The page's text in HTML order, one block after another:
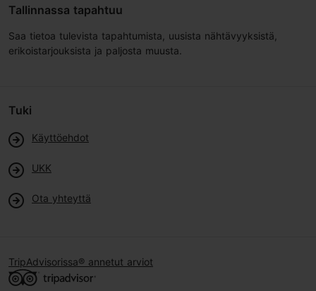
Tallinnassa tapahtuu
Saa tietoa tulevista tapahtumista, uusista nähtävyyksistä,
erikoistarjouksista ja paljosta muusta.
Tuki
Käyttöehdot
UKK
Ota yhteyttä
TripAdvisorissa® annetut arviot